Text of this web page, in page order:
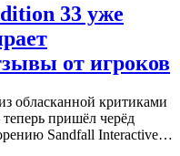
33 уже
от игроков
обласканной критиками
пришёл черёд
Sandfall Interactive…